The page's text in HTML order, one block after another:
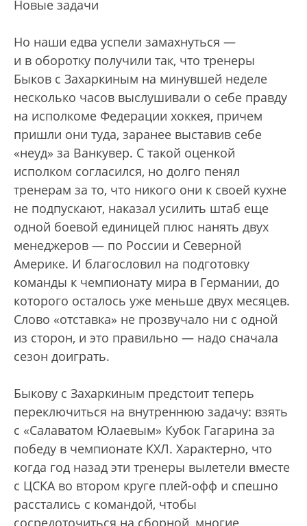
Новые задачи
Но наши едва успели замахнуться —
и в оборотку получили так, что тренеры
Быков с Захаркиным на минувшей неделе
несколько часов выслушивали о себе правду
на исполкоме Федерации хоккея, причем
пришли они туда, заранее выставив себе
«неуд» за Ванкувер. С такой оценкой
исполком согласился, но долго пенял
тренерам за то, что никого они к своей кухне
не подпускают, наказал усилить штаб еще
одной боевой единицей плюс нанять двух
менеджеров — по России и Северной
Америке. И благословил на подготовку
команды к чемпионату мира в Германии, до
которого осталось уже меньше двух месяцев.
Слово «отставка» не прозвучало ни с одной
из сторон, и это правильно — надо сначала
сезон доиграть.
Быкову с Захаркиным предстоит теперь
переключиться на внутреннюю задачу: взять
с «Салаватом Юлаевым» Кубок Гагарина за
победу в чемпионате КХЛ. Характерно, что
когда год назад эти тренеры вылетели вместе
с ЦСКА во втором круге плей-офф и спешно
расстались с командой, чтобы